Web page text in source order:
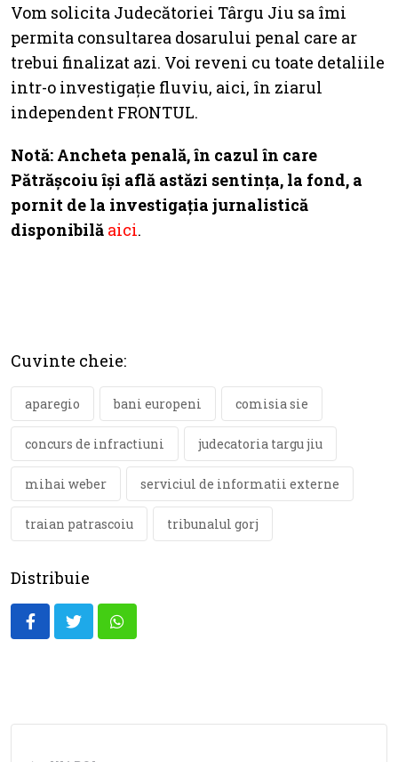
Vom solicita Judecătoriei Târgu Jiu sa îmi
permita consultarea dosarului penal care ar
trebui finalizat azi. Voi reveni cu toate detaliile
intr-o investigație fluviu, aici, în ziarul
independent FRONTUL.
Notă: Ancheta penală, în cazul în care
Pătrășcoiu își află astăzi sentința, la fond, a
pornit de la investigația jurnalistică
disponibilă aici.
Cuvinte cheie:
aparegio bani europeni comisia sie
concurs de infractiuni judecatoria targu jiu
mihai weber serviciul de informatii externe
traian patrascoiu tribunalul gorj
Distribuie
Whatsapp